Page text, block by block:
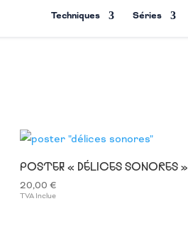
Techniques Séries
POSTER « DÉLICES SONORES »
20,00€
TVA Inclue